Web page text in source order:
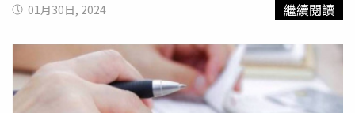
供更完善法制化保障，勞動部責無旁貸。
名、亞洲第1名佳績；行政院2023年建立「我國性別平等指
數」，與歐盟「性別平等指數」（GEI）相較，比起歐盟27
個國家我國排第12名。我國自2009年5月起陸續將育嬰留職
停薪津貼納入各社會保險，男性申請育嬰留停比例從2018
年的17.7％，一路到2022年的25.2％，雖仍以女性占74.8％
01月30日, 2024 繼續閱讀